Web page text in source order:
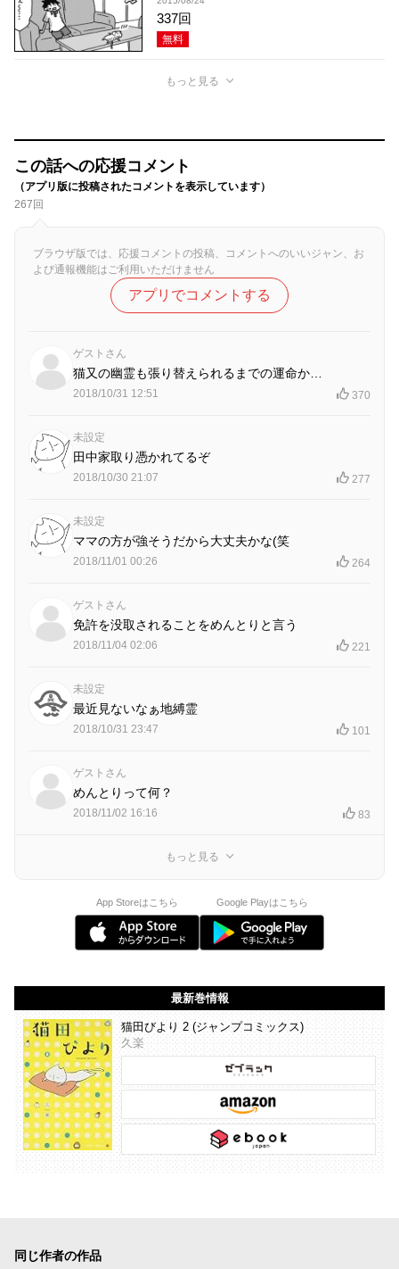
337回
無料
もっと見る
この話への応援コメント
（アプリ版に投稿されたコメントを表示しています）
267回
ブラウザ版では、応援コメントの投稿、コメントへのいいジャン、お
よび通報機能はご利用いただけません
アプリでコメントする
ゲストさん
猫又の幽霊も張り替えられるまでの運命か…
2018/10/31 12:51 370
未設定
田中家取り憑かれてるぞ
2018/10/30 21:07 277
未設定
ママの方が強そうだから大丈夫かな(笑
2018/11/01 00:26 264
ゲストさん
免許を没取されることをめんとりと言う
2018/11/04 02:06 221
未設定
最近見ないなぁ地縛霊
2018/10/31 23:47 101
ゲストさん
めんとりって何？
2018/11/02 16:16 83
もっと見る
App Storeはこちら Google Playはこちら
最新巻情報
猫田びより 2 (ジャンプコミックス)
久楽
同じ作者の作品